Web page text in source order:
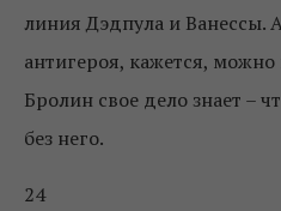
линия Дэдпула и Ванессы.
антигероя, кажется,
Бролин свое дело знает –
без него.
24